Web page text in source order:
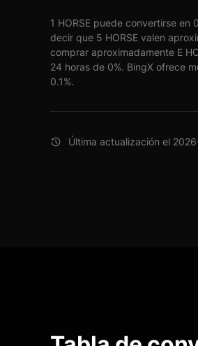
1 HORSE puede convertirse
decir que 5 HORSE valen
comprar aproximadamente E
24 horas de 0%. BingX ofrece
0.1%.
Última actualización el